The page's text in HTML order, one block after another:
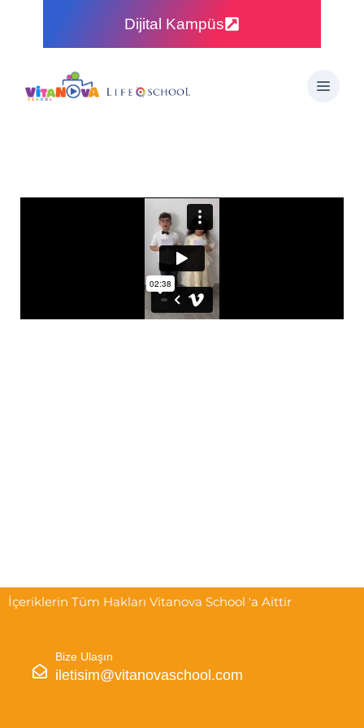
Dijital Kampüs
İçeriklerin Tüm Hakları Vitanova School 'a Aittir
Bize Ulaşın
iletisim@vitanovaschool.com